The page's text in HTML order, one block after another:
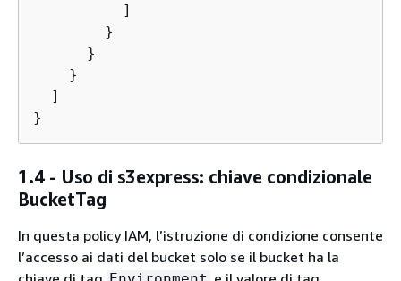
          ]
        }
      }
    }
  ]
}
1.4 - Uso di s3express: chiave condizionale
BucketTag
In questa policy IAM, l’istruzione di condizione consente
l’accesso ai dati del bucket solo se il bucket ha la